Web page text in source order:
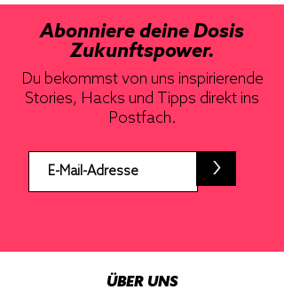
Abonniere deine Dosis
Zukunftspower.
Du bekommst von uns inspirierende
Stories, Hacks und Tipps direkt ins
Postfach.
>
ÜBER UNS